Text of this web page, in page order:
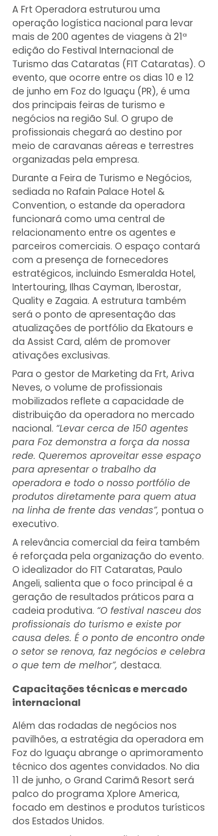
A Frt Operadora estruturou uma
operação logística nacional para levar
mais de 200 agentes de viagens à 21ª
edição do Festival Internacional de
Turismo das Cataratas (FIT Cataratas). O
evento, que ocorre entre os dias 10 e 12
de junho em Foz do Iguaçu (PR), é uma
dos principais feiras de turismo e
negócios na região Sul. O grupo de
profissionais chegará ao destino por
meio de caravanas aéreas e terrestres
organizadas pela empresa.
Durante a Feira de Turismo e Negócios,
sediada no Rafain Palace Hotel &
Convention, o estande da operadora
funcionará como uma central de
relacionamento entre os agentes e
parceiros comerciais. O espaço contará
com a presença de fornecedores
estratégicos, incluindo Esmeralda Hotel,
Intertouring, Ilhas Cayman, Iberostar,
Quality e Zagaia. A estrutura também
será o ponto de apresentação das
atualizações de portfólio da Ekatours e
da Assist Card, além de promover
ativações exclusivas.
Para o gestor de Marketing da Frt, Ariva
Neves, o volume de profissionais
mobilizados reflete a capacidade de
distribuição da operadora no mercado
nacional. “Levar cerca de 150 agentes
para Foz demonstra a força da nossa
rede. Queremos aproveitar esse espaço
para apresentar o trabalho da
operadora e todo o nosso portfólio de
produtos diretamente para quem atua
na linha de frente das vendas”, pontua o
executivo.
A relevância comercial da feira também
é reforçada pela organização do evento.
O idealizador do FIT Cataratas, Paulo
Angeli, salienta que o foco principal é a
geração de resultados práticos para a
cadeia produtiva. “O festival nasceu dos
profissionais do turismo e existe por
causa deles. É o ponto de encontro onde
o setor se renova, faz negócios e celebra
o que tem de melhor”, destaca.
Capacitações técnicas e mercado
internacional
Além das rodadas de negócios nos
pavilhões, a estratégia da operadora em
Foz do Iguaçu abrange o aprimoramento
técnico dos agentes convidados. No dia
11 de junho, o Grand Carimã Resort será
palco do programa Xplore America,
focado em destinos e produtos turísticos
dos Estados Unidos.